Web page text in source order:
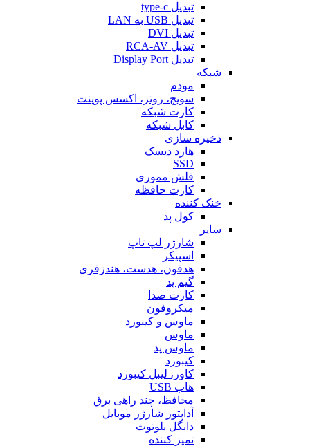
تبدیل type-c
تبدیل USB به LAN
تبدیل DVI
تبدیل RCA-AV
تبدیل Display Port
شبکه
مودم
سویچ، روتر، اکسس پوینت
کارت شبکه
کابل شبکه
ذخیره سازی
هارد دیسک
SSD
فلش مموری
کارت حافظه
خنک کننده
کول پد
سایر
شارژر لپ تاپ
اسپیکر
هدفون، هدست، هندزفری
گیم پد
کارت صدا
میکروفون
ماوس و کیبورد
ماوس
ماوس پد
کیبورد
کاور، لیبل کیبورد
هاب USB
محافظ، چند راهی برق
آداپتور شارژر موبایل
دانگل بلوتوث
تمیز کننده